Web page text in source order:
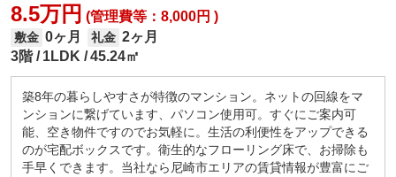
8.5万円 (管理費等：8,000円 )
敷金 0ヶ月 礼金 2ヶ月
3階
1LDK 45.24㎡
築8年の暮らしやすさが特徴のマンション。ネットの回線をマ
ンションに繋げています、パソコン使用可。すぐにご案内可
能、空き物件ですのでお気軽に。生活の利便性をアップできる
のが宅配ボックスです。衛生的なフローリング床で、お掃除も
手早くできます。当社なら尼崎市エリアの賃貸情報が豊富にご